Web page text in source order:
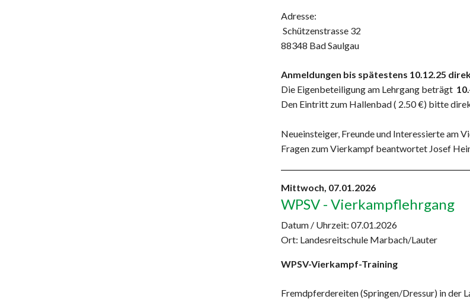
Adresse:
Schützenstrasse 32
88348 Bad Saulgau
Anmeldungen bis spätestens 10.12.25
Die Eigenbeteiligung am Lehrgang beträgt
Den Eintritt zum Hallenbad ( 2.50 €) bitte
Neueinsteiger, Freunde und Interessierte am
Fragen zum Vierkampf beantwortet Josef
Mittwoch, 07.01.2026
WPSV - Vierkampflehrgang
Datum / Uhrzeit: 07.01.2026
Ort: Landesreitschule Marbach/Lauter
WPSV-Vierkampf-Training
Fremdpferdereiten (Springen/Dressur) in der